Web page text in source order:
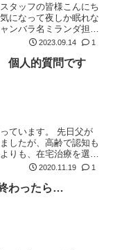
タッフの皆様こんにち
になって夜しか眠れな
ンバラ名ミランダ担当
洋服を作るのが好き
2023.09.14 1
個人的質問です
ています。 先日父が
したが、高齢で認知も
りも、在宅治療を選択
ました。 亡くなる一
2020.11.19 1
わったら…